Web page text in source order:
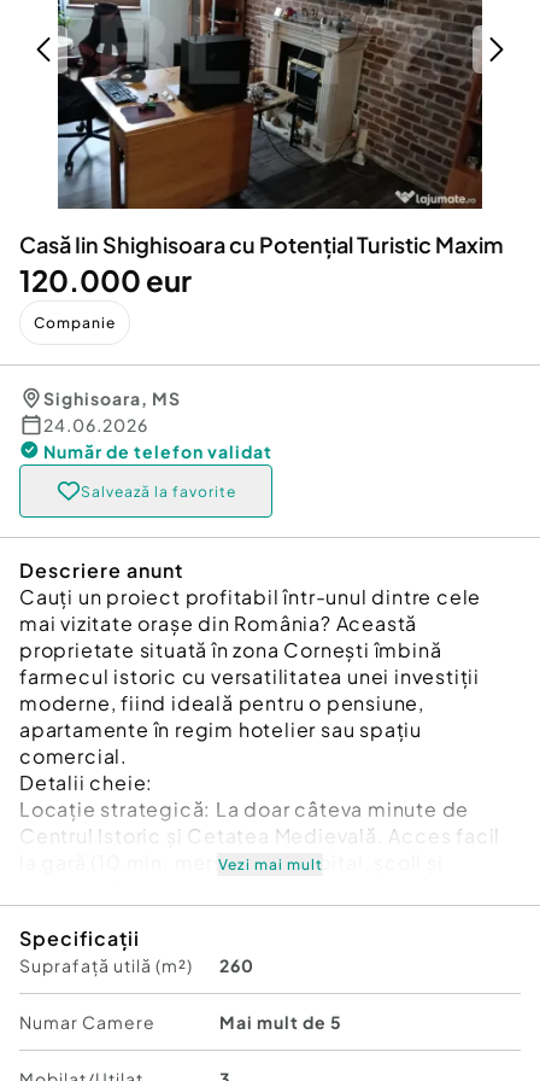
Servicii
Animale de companie
Afaceri și echipamente profesionale
Inchiriere Bunuri si Vehicule
Utilaje agricole si industriale
Piese auto si accesorii
Dacia Duster
Casă Iin Shighisoara cu Potențial Turistic Maxim
120.000 eur
Companie
Sighisoara, MS
24.06.2026
Număr de telefon validat
Salvează la favorite
Descriere anunt
Cauți un proiect profitabil într-unul dintre cele
mai vizitate orașe din România? Această
proprietate situată în zona Cornești îmbină
farmecul istoric cu versatilitatea unei investiții
moderne, fiind ideală pentru o pensiune,
apartamente în regim hotelier sau spațiu
comercial.
Detalii cheie:
Locație strategică: La doar câteva minute de
Centrul Istoric și Cetatea Medievală. Acces facil
la gară (10 min. mers pe jos), spital, școli și
Parter (Renovat): 2 dormitoare, living generos,
bucătărie spațioasă și o baie modernă cu jacuzzi.
Plus o cameră suplimentară cu intrare separată și
baie proprie – perfectă pentru recepție sau
Airbnb.
Demisol: Apartament cu 3 camere și pivnițe
Vezi mai mult
Specificații
Suprafață utilă (m²) 260
Numar Camere Mai mult de 5